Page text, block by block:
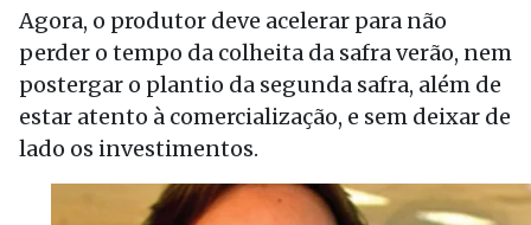
Agora, o produtor deve acelerar para não
perder o tempo da colheita da safra verão, nem
postergar o plantio da segunda safra, além de
estar atento à comercialização, e sem deixar de
lado os investimentos.